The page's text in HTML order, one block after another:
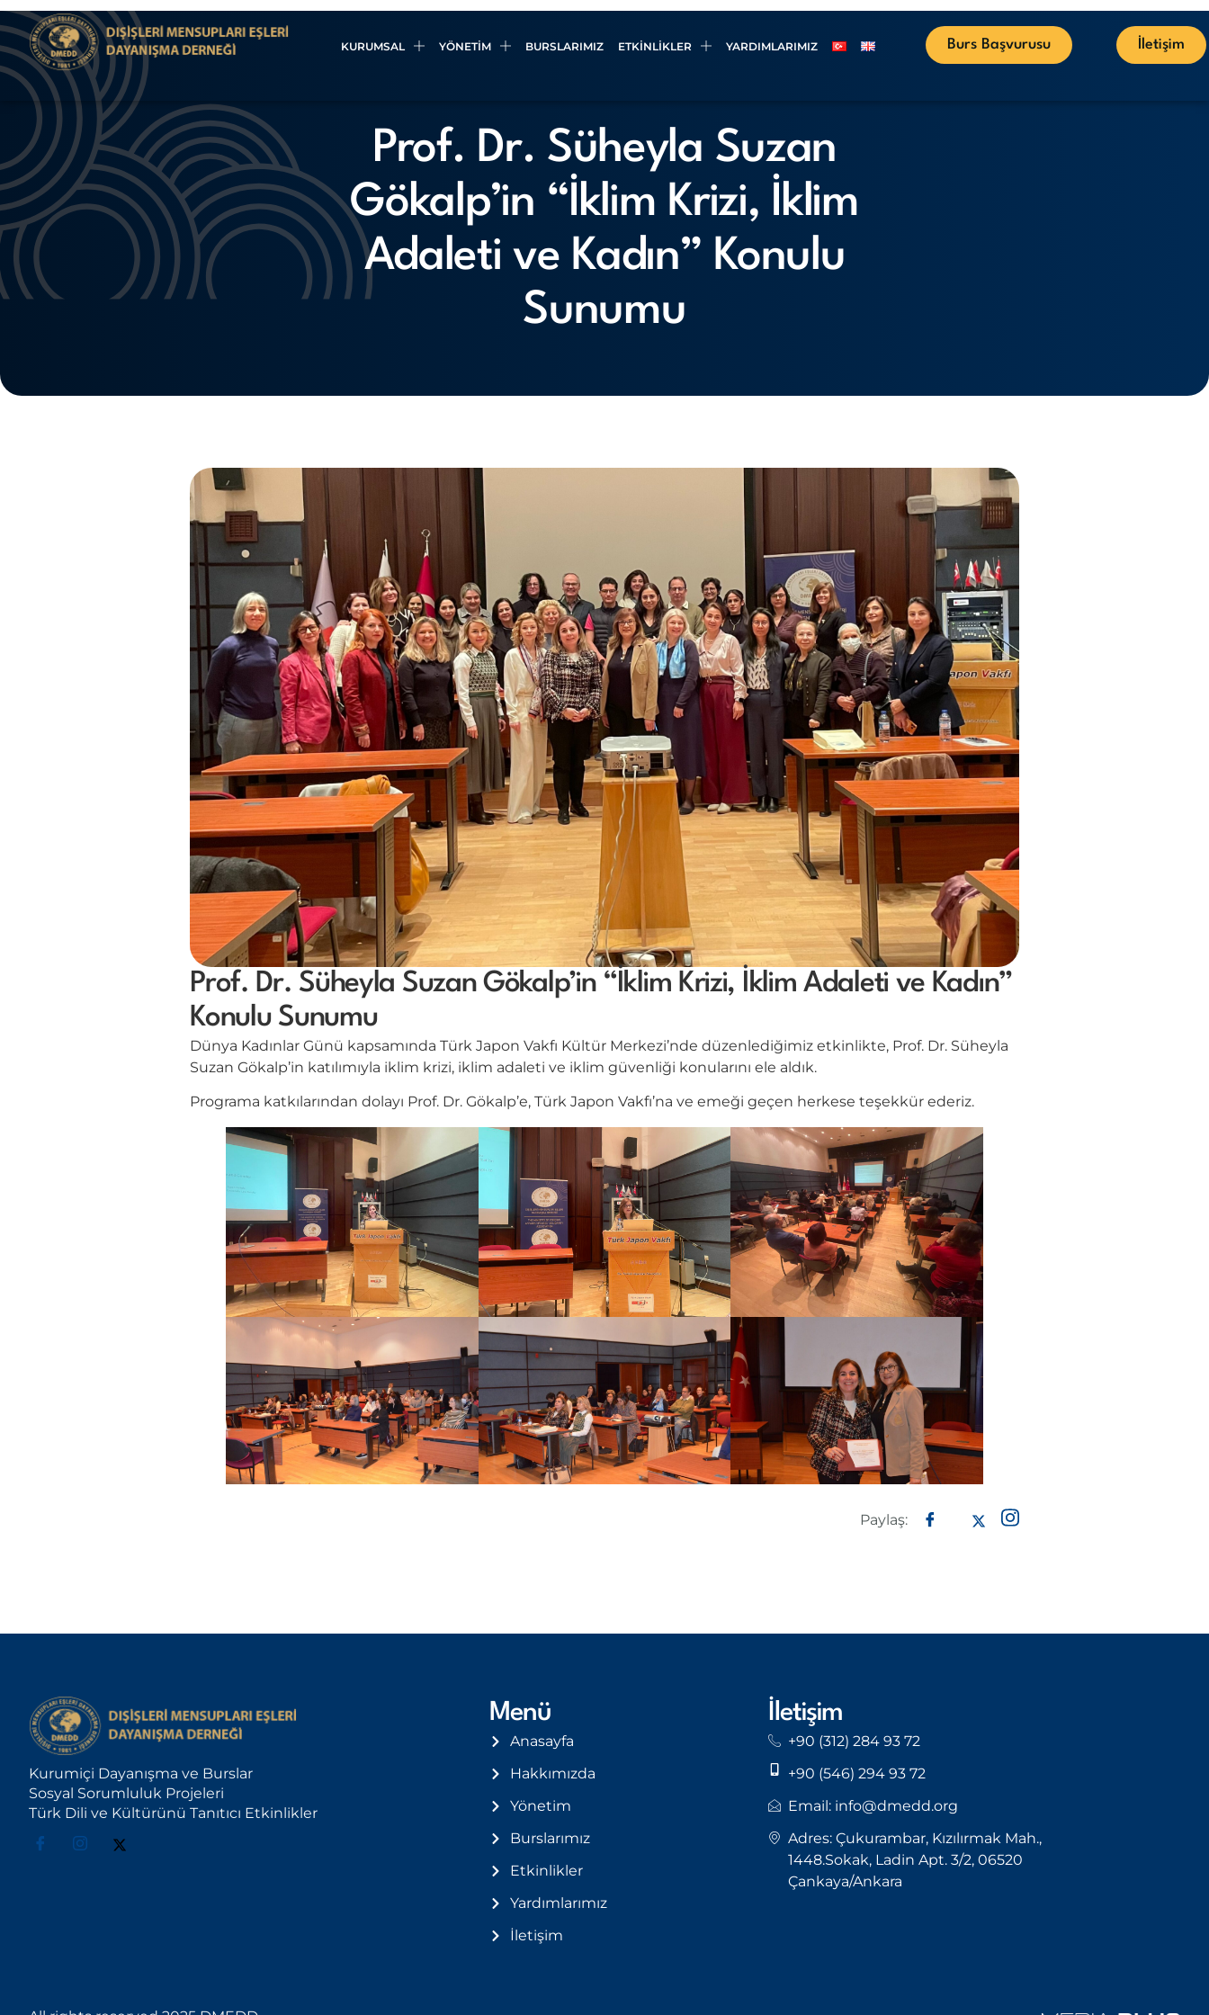
KURUMSAL YÖNETIM BURSLARIMIZ ETKINLIKLER YARDIMLARIMIZ Burs Başvurusu İletişim
Prof. Dr. Süheyla Suzan
Gökalp’in “İklim Krizi, İklim
Adaleti ve Kadın” Konulu
Sunumu
Prof. Dr. Süheyla Suzan Gökalp’in “İklim Krizi, İklim Adaleti ve Kadın”
Konulu Sunumu
Dünya Kadınlar Günü kapsamında Türk Japon Vakfı Kültür Merkezi’nde düzenlediğimiz etkinlikte, Prof. Dr. Süheyla
Suzan Gökalp’in katılımıyla iklim krizi, iklim adaleti ve iklim güvenliği konularını ele aldık.
Programa katkılarından dolayı Prof. Dr. Gökalp’e, Türk Japon Vakfı’na ve emeği geçen herkese teşekkür ederiz.
Paylaş:
Kurumiçi Dayanışma ve Burslar
Sosyal Sorumluluk Projeleri
Türk Dili ve Kültürünü Tanıtıcı Etkinlikler
Menü
Anasayfa
Hakkımızda
Yönetim
Burslarımız
Etkinlikler
Yardımlarımız
İletişim
İletişim
+90 (312) 284 93 72
+90 (546) 294 93 72
Email: info@dmedd.org
Adres: Çukurambar, Kızılırmak Mah.,
1448.Sokak, Ladin Apt. 3/2, 06520
Çankaya/Ankara